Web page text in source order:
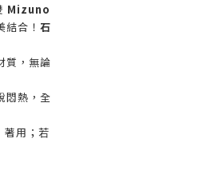
Mizuno
合！ 石
質，無論
悶熱，全
著用；若